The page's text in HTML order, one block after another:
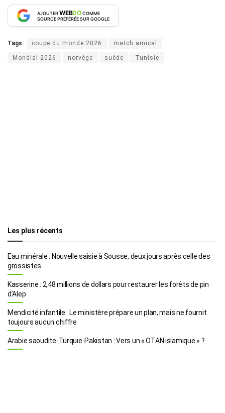
AJOUTERWEBDOCOMME
SOURCE PRÉFÉRÉE SUR GOOGLE
Tags: coupe du monde 2026 match amical
Mondial 2026 norvège suède Tunisie
Les plus récents
Eau minérale : Nouvelle saisie à Sousse, deux jours après celle des
grossistes
Kasserine : 2,48 millions de dollars pour restaurer les forêts de pin
d’Alep
Mendicité infantile : Le ministère prépare un plan, mais ne fournit
toujours aucun chiffre
Arabie saoudite-Turquie-Pakistan : Vers un « OTAN islamique » ?